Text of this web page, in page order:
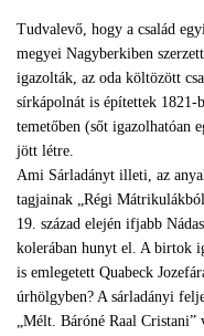
Tudvalevő, hogy a család
megyei Nagyberkiben
igazolták, az oda költözött
sírkápolnát is építettek
temetőben (sőt igazolhatóan
jött létre.
Ami Sárladányt illeti, az
tagjainak „Régi
19. század elején ifjabb
kolerában hunyt el. A birtok
is emlegetett Quabeck
úrhölgyben? A sárladányi
„Mélt. Báróné Raal Cristani”